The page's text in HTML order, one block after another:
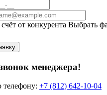
от конкурента Выбрать
менеджера!
телефону: +7 (812) 642-10-04